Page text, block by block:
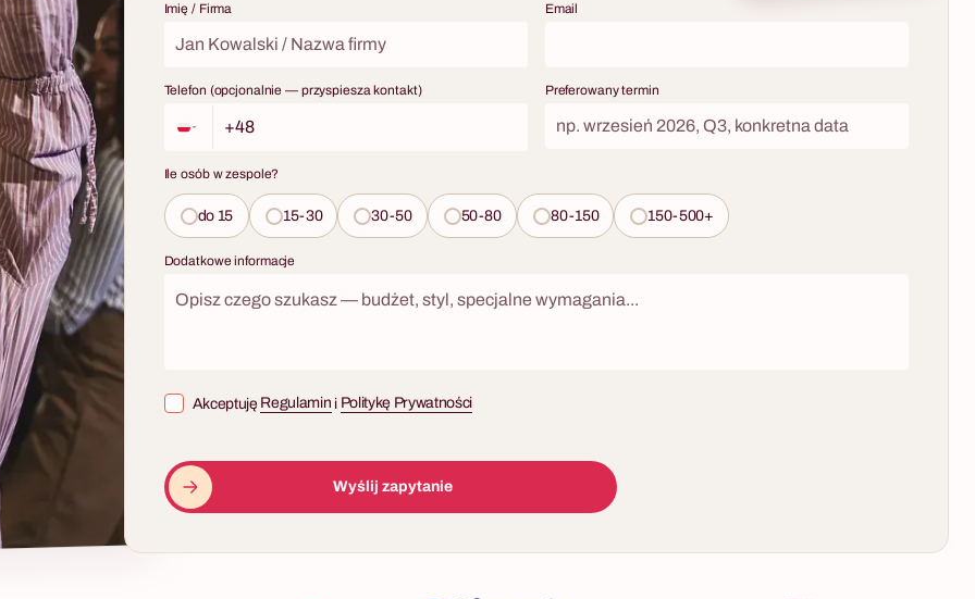
Imię / Firma Email
Telefon (opcjonalnie — przyspiesza kontakt) Preferowany termin
Ile osób w zespole?
do 15 15-30 30-50 50-80 80-150 150-500+
Dodatkowe informacje
Akceptuję Regulamin i Politykę Prywatności
Wyślij zapytanie